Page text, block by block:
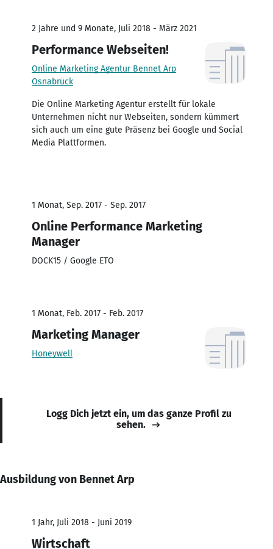
2 Jahre und 9 Monate, Juli 2018 - März 2021
Performance Webseiten!
Online Marketing Agentur Bennet Arp
Osnabrück
Die Online Marketing Agentur erstellt für lokale
Unternehmen nicht nur Webseiten, sondern kümmert
sich auch um eine gute Präsenz bei Google und Social
Media Plattformen.
1 Monat, Sep. 2017 - Sep. 2017
Online Performance Marketing
Manager
DOCK15 / Google ETO
1 Monat, Feb. 2017 - Feb. 2017
Marketing Manager
Honeywell
Logg Dich jetzt ein, um das ganze Profil zu
sehen.
Ausbildung von Bennet Arp
1 Jahr, Juli 2018 - Juni 2019
Wirtschaft